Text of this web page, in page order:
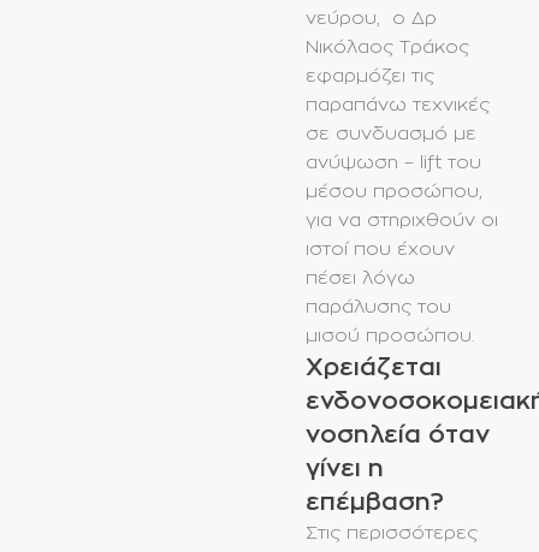
νεύρου, ο Δρ
Νικόλαος Τράκος
εφαρμόζει τις
παραπάνω τεχνικές
σε συνδυασμό με
ανύψωση – lift του
μέσου προσώπου,
για να στηριχθούν οι
ιστοί που έχουν
πέσει λόγω
παράλυσης του
μισού προσώπου.
Χρειάζεται
νοσηλεία όταν
γίνει η
επέμβαση?
Στις περισσότερες